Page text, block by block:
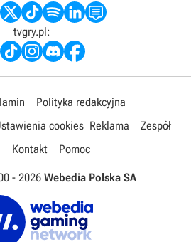
tvgry.pl:
Polityka redakcyjna
cookies Reklama
Zespół
Kontakt Pomoc
- 2026 Webedia Polska SA